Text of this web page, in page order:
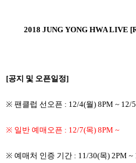
2018 JUNG YONG HWA LIVE
[공지 및 오픈일정]
※ 팬클럽 선오픈 : 12/4(월) 8PM ~ 12/
※ 일반 예매오픈 : 12/7(목) 8PM ~
※ 예매처 인증 기간 : 11/30(목) 2PM ~